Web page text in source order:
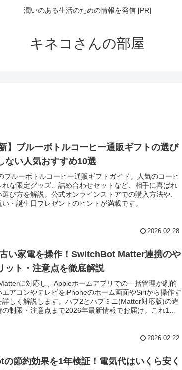
潤いのある生活のための情報を発信 [PR]
キネコさんの部屋
新】ブルーボトルコーヒー通販ギフトの選び
ない人気おすすめ10選
ブルーボトルコーヒー通販ギフトガイド。人気のコーヒ
れな限定グッズ、詰め合わせセットなど、相手に喜ばれ
選び方を解説。公式オンラインストアでの購入方法や、
・誕生日プレゼントのヒントが満載です。
2026.02.28
い家電を操作！SwitchBot Matter連携のや
ット・注意点を徹底解説
に対応し、Appleホームアプリでの一括管理が劇的
エアコンやテレビをiPhoneのホーム画面やSiriから操作す
詳しく解説します。ハブ2とハブミニ(Matter対応版)の違
の制限・注意点まで2026年最新情報でお届け。これ1本
2026.02.22
節約効果を1年検証！電気代はいくら安く